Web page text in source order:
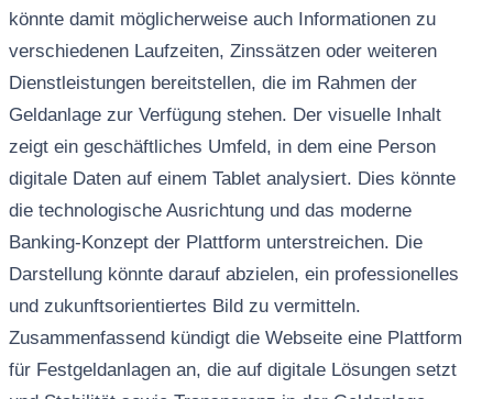
könnte damit möglicherweise auch Informationen zu
verschiedenen Laufzeiten, Zinssätzen oder weiteren
Dienstleistungen bereitstellen, die im Rahmen der
Geldanlage zur Verfügung stehen. Der visuelle Inhalt
zeigt ein geschäftliches Umfeld, in dem eine Person
digitale Daten auf einem Tablet analysiert. Dies könnte
die technologische Ausrichtung und das moderne
Banking-Konzept der Plattform unterstreichen. Die
Darstellung könnte darauf abzielen, ein professionelles
und zukunftsorientiertes Bild zu vermitteln.
Zusammenfassend kündigt die Webseite eine Plattform
für Festgeldanlagen an, die auf digitale Lösungen setzt